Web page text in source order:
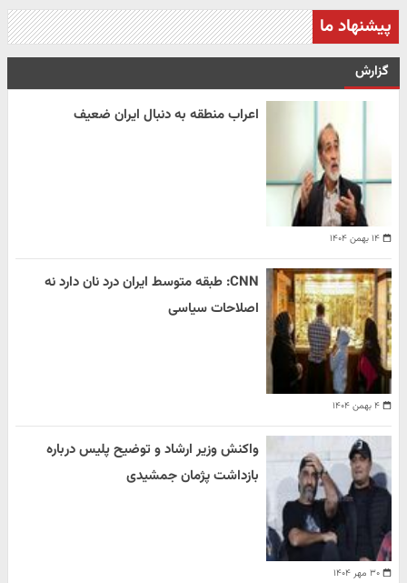
پیشنهاد ما
گزارش
۱۴ بهمن ۱۴۰۴
اعراب منطقه به دنبال ایران ضعیف
۴ بهمن ۱۴۰۴
CNN: طبقه متوسط ایران درد نان دارد نه
اصلاحات سیاسی
۳۰ مهر ۱۴۰۴
واکنش وزیر ارشاد و توضیح پلیس درباره
بازداشت پژمان جمشیدی